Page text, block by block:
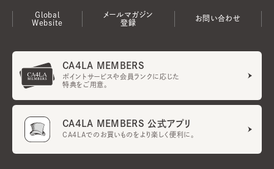
Global
Website
メールマガジン
登録
お問い合わせ
CA4LA MEMBERS
ポイントサービスや会員ランクに応じた
特典をご用意。
CA4LA MEMBERS 公式アプリ
CA4LAでのお買いものをより楽しく便利に。